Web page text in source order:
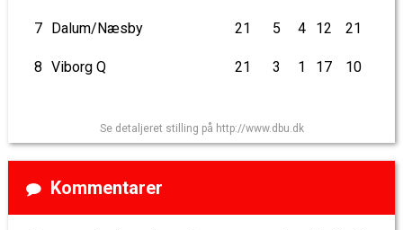
7 Dalum/Næsby 21 5 4 12 21
8 Viborg Q 21 3 1 17 10
Se detaljeret stilling på http://www.dbu.dk
Kommentarer